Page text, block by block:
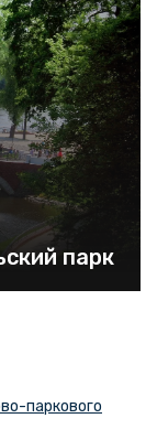
парк
паркового